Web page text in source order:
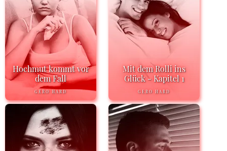
Hochmut kommt vor
dem Fall
GERO HARD
Mit dem Rolli ins
Glück - Kapitel 1
GERO HARD